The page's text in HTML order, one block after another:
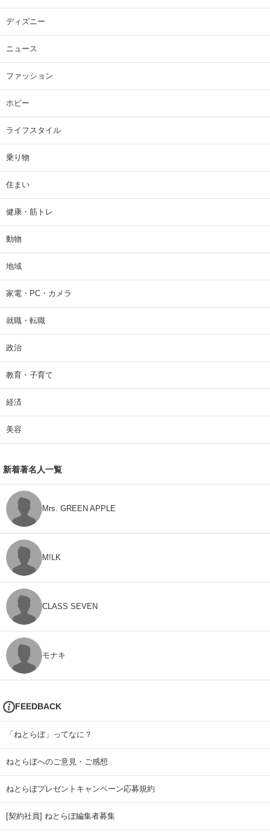
ディズニー
ニュース
ファッション
ホビー
ライフスタイル
乗り物
住まい
健康・筋トレ
動物
地域
家電・PC・カメラ
就職・転職
政治
教育・子育て
経済
美容
新着著名人一覧
Mrs. GREEN APPLE
M!LK
CLASS SEVEN
モナキ
FEEDBACK
「ねとらぼ」ってなに？
ねとらぼへのご意見・ご感想
ねとらぼプレゼントキャンペーン応募規約
[契約社員] ねとらぼ編集者募集